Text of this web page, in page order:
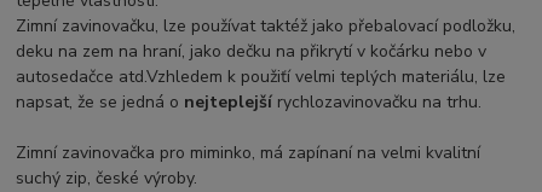
Zimní zavinovačku, lze používat taktéž jako přebalovací podložku,
deku na zem na hraní, jako dečku na přikrytí v kočárku nebo v
autosedačce atd.Vzhledem k použiťí velmi teplých materiálu, lze
napsat, že se jedná o nejteplejší rychlozavinovačku na trhu.
Zimní zavinovačka pro miminko, má zapínaní na velmi kvalitní
suchý zip, české výroby.